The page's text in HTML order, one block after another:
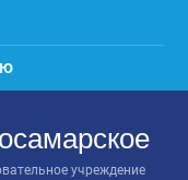
учреждение